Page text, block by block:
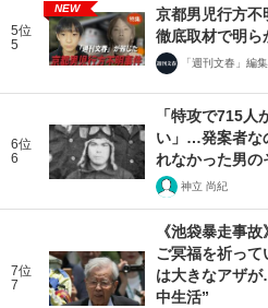
5位
5
NEW
京都男児行方不
徹底取材で明ら
「週刊文春」編
6位
6
「特攻で715人
い」…発案者な
れなかった男の
神立 尚紀
7位
7
《池袋暴走事
ご冥福を祈っ
は大きなアザ
中生活”